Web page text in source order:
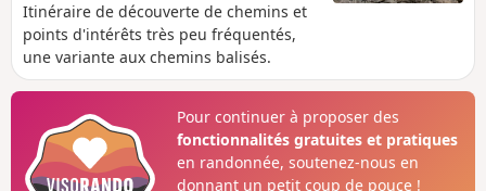
Itinéraire de découverte de chemins et
points d'intérêts très peu fréquentés,
une variante aux chemins balisés.
Pour continuer à proposer des
fonctionnalités gratuites et pratiques
en randonnée, soutenez-nous en
donnant un petit coup de pouce !